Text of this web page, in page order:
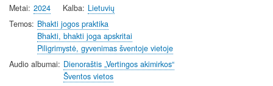
y
Metai 2024 Kalba Lietuvių
Temos Bhakti jogos praktika
Bhakti, bhakti joga apskritai
Piligrimystė, gyvenimas šventoje vietoje
Audio albumai
Dienoraštis „Vertingos akimirkos“
Šventos vietos